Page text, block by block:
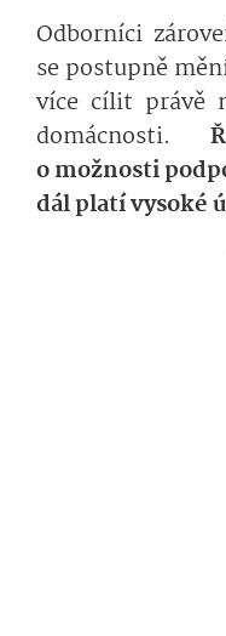
Odborníci
se postupně
více cílit právě
domácnosti.
o možnosti
dál platí vysoké